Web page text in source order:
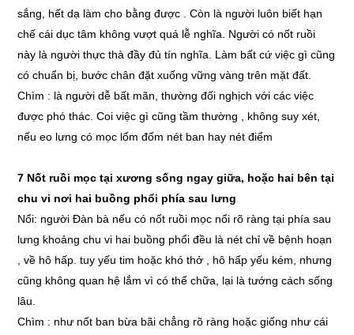
sắng, hết dạ làm cho bằng được . Còn là người luôn biết hạn
chế cái dục tâm không vượt quá lễ nghĩa. Người có nốt ruồi
này là người thực thà đầy đủ tín nghĩa. Làm bất cứ việc gì cũng
có chuẩn bị, bước chân đặt xuống vững vàng trên mặt đất.
Chìm : là người dễ bất mãn, thường đối nghịch với các việc
được phó thác. Coi việc gì cũng tầm thường , không suy xét,
nếu eo lưng có mọc lốm đốm nét ban hay nét điểm
7 Nốt ruồi mọc tại xương sống ngay giữa, hoặc hai bên tại
chu vi nơi hai buồng phổi phía sau lưng
Nổi: người Đàn bà nếu có nốt ruồi mọc nổi rõ ràng tại phía sau
lưng khoảng chu vi hai buồng phổi đều là nét chỉ về bệnh hoạn
, về hô hấp. tuy yếu tim hoặc khó thở , hô hấp yếu kém, nhưng
cũng không quan hệ lắm vì có thể chữa, lại là tướng cách sống
lâu.
Chìm : như nốt ban bừa bãi chẳng rõ ràng hoặc giống như cái